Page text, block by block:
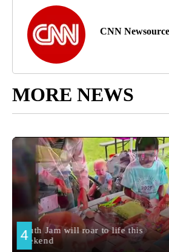
CNN Newsource
MORE NEWS